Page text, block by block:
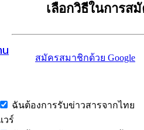
เลือกวิธีในการส
สมัครสมาชิกด้วย Google
ฉันต้องการรับข่าวสารจากไทย
วร์